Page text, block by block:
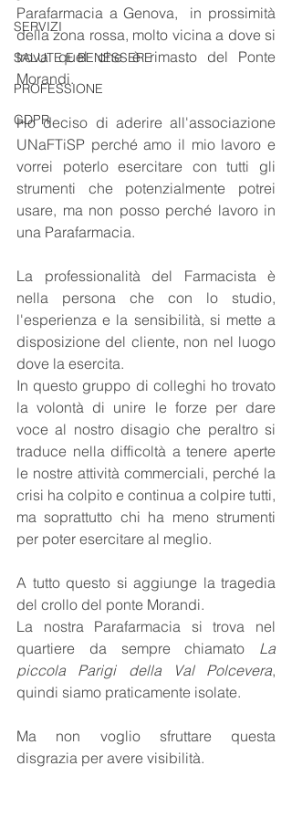
SERVIZI
SALUTE E BENESSERE
PROFESSIONE
GDPR
Parafarmacia a Genova,  in prossimità
della zona rossa, molto vicina a dove si
trova quel che è rimasto del Ponte
Morandi.
Ho deciso di aderire all'associazione
UNaFTiSP perché amo il mio lavoro e
vorrei poterlo esercitare con tutti gli
strumenti che potenzialmente potrei
usare, ma non posso perché lavoro in
una Parafarmacia.
La professionalità del Farmacista è
nella persona che con lo studio,
l'esperienza e la sensibilità, si mette a
disposizione del cliente, non nel luogo
dove la esercita.
In questo gruppo di colleghi ho trovato
la volontà di unire le forze per dare
voce al nostro disagio che peraltro si
traduce nella difficoltà a tenere aperte
le nostre attività commerciali, perché la
crisi ha colpito e continua a colpire tutti,
ma soprattutto chi ha meno strumenti
per poter esercitare al meglio.
A tutto questo si aggiunge la tragedia
del crollo del ponte Morandi.
La nostra Parafarmacia si trova nel
quartiere da sempre chiamato La
piccola Parigi della Val Polcevera,
quindi siamo praticamente isolate.
Ma non voglio sfruttare questa
disgrazia per avere visibilità.